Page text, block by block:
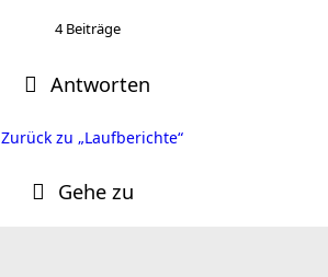
4 Beiträge
Antworten
Zurück zu „Laufberichte“
Gehe zu